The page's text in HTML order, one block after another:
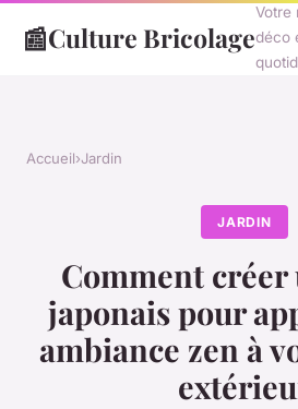
📰Culture Bricolage
Votre
déco
Accueil›Jardin
JARDIN
Comment
japonais pour
ambiance zen à